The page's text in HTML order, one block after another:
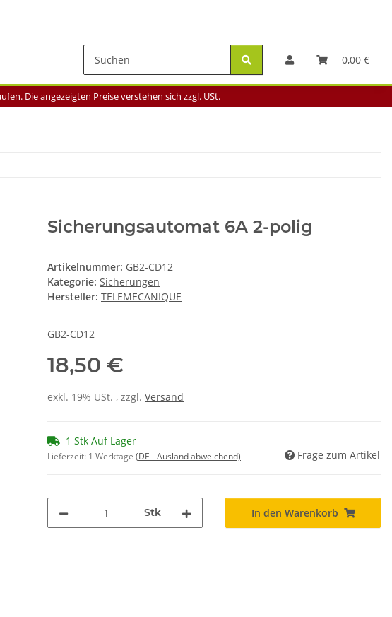
0,00 €
Die angezeigten Preise verstehen sich zzgl. USt.
Sicherungsautomat 6A 2-polig
Artikelnummer: GB2-CD12
Kategorie: Sicherungen
Hersteller: TELEMECANIQUE
GB2-CD12
18,50 €
exkl. 19% USt. , zzgl. Versand
1 Stk Auf Lager
Lieferzeit: 1 Werktage (DE - Ausland abweichend) Frage zum Artikel
Stk In den Warenkorb